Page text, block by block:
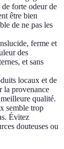
forte odeur de
être bien
de ne pas les
ferme et
des
et sans
locaux et de
la provenance
qualité.
semble trop
Évitez
douteuses ou